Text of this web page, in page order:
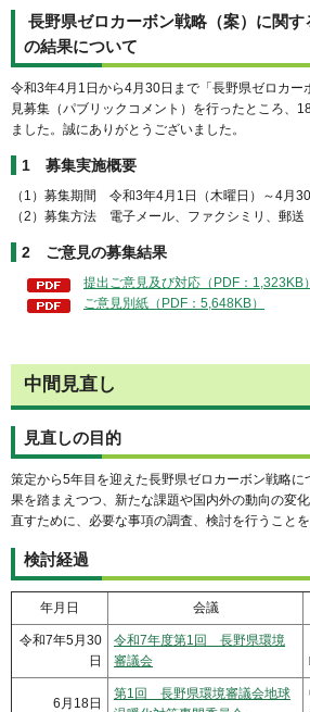
長野県ゼロカーボン戦略（案）に関す
の結果について
令和3年4月1日から4月30日まで「長野県ゼロカー
見募集（パブリックコメント）を行ったところ、
ました。誠にありがとうございました。
1 募集実施概要
（1）募集期間 令和3年4月1日（木曜日）～4月30
（2）募集方法 電子メール、ファクシミリ、郵送
2 ご意見の募集結果
提出ご意見及び対応（PDF：1,323KB）
ご意見別紙（PDF：5,648KB）
中間見直し
見直しの目的
策定から5年目を迎えた長野県ゼロカーボン戦略
果を踏まえつつ、新たな課題や国内外の動向の変
直すために、必要な事項の調査、検討を行うことを
検討経過
年月日 会議
令和7年5月30
日
令和7年度第1回 長野県環境
審議会
6月18日
第1回 長野県環境審議会地球